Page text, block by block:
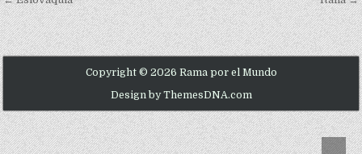
Copyright © 2026 Rama por el Mundo
Design by ThemesDNA.com